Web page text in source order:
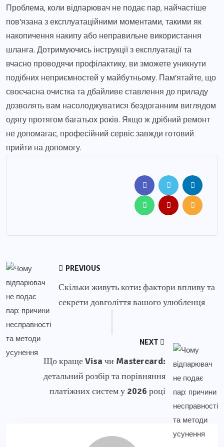
Проблема, коли відпарювач не подає пар, найчастіше
пов’язана з експлуатаційними моментами, такими як
накопичення накипу або неправильне використання
шланга. Дотримуючись інструкції з експлуатації та
вчасно проводячи профілактику, ви зможете уникнути
подібних неприємностей у майбутньому. Пам’ятайте, що
своєчасна очистка та дбайливе ставлення до приладу
дозволять вам насолоджуватися бездоганним виглядом
одягу протягом багатьох років. Якщо ж дрібний ремонт
не допомагає, професійний сервіс завжди готовий
прийти на допомогу.
PREVIOUS
Скільки живуть коти: фактори впливу та
секрети довголіття вашого улюбленця
NEXT
Що краще Visa чи Mastercard:
детальний розбір та порівняння
платіжних систем у 2026 році